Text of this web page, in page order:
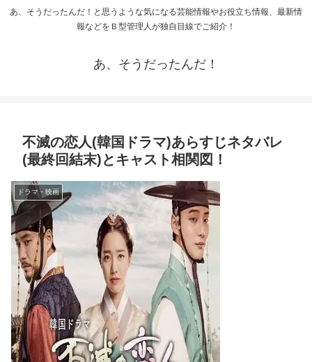
あ、そうだったんだ！と思うような気になる芸能情報やお役立ち情報、最新情
報などをＢ型管理人が独自目線でご紹介！
あ、そうだったんだ！
不滅の恋人(韓国ドラマ)あらすじネタバレ
(最終回結末)とキャスト相関図！
ドラマ・映画